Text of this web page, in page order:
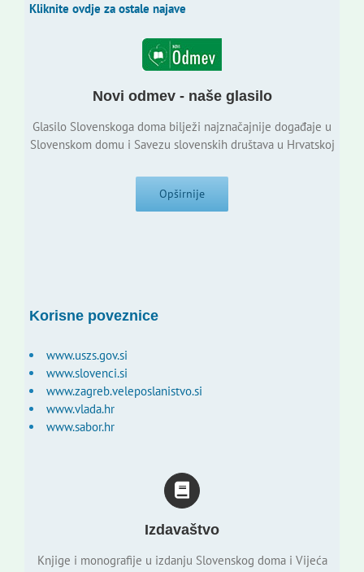
Kliknite ovdje za ostale najave
Novi odmev - naše glasilo
Glasilo Slovenskoga doma bilježi najznačajnije događaje u
Slovenskom domu i Savezu slovenskih društava u Hrvatskoj
Opširnije
Korisne poveznice
www.uszs.gov.si
www.slovenci.si
www.zagreb.veleposlanistvo.si
www.vlada.hr
www.sabor.hr
Izdavaštvo
Knjige i monografije u izdanju Slovenskog doma i Vijeća